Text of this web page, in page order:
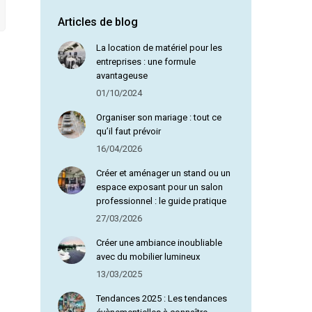
Articles de blog
La location de matériel pour les
entreprises : une formule
avantageuse
01/10/2024
Organiser son mariage : tout ce
qu’il faut prévoir
16/04/2026
Créer et aménager un stand ou un
espace exposant pour un salon
professionnel : le guide pratique
27/03/2026
Créer une ambiance inoubliable
avec du mobilier lumineux
13/03/2025
Tendances 2025 : Les tendances